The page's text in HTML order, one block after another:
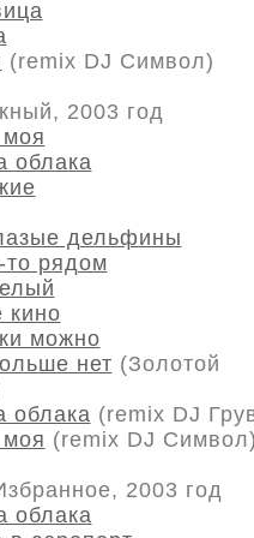
(remix DJ Символ)
2003 год
облака
дельфины
рядом
кино
можно
нет (Золотой
облака (remix DJ
(remix DJ
2003 год
облака